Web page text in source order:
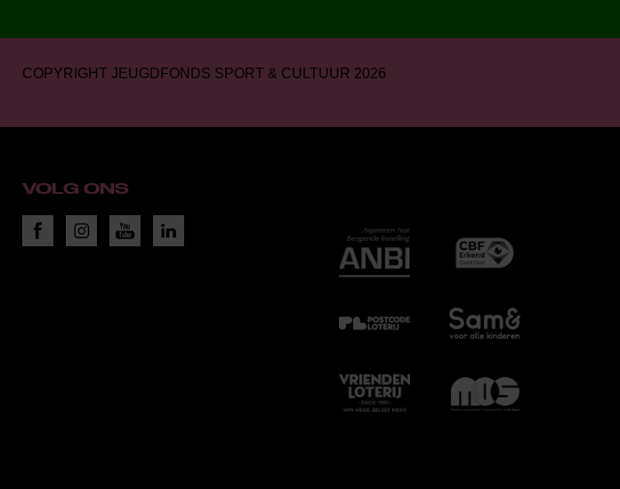
COPYRIGHT JEUGDFONDS SPORT & CULTUUR 2026
VOLG ONS